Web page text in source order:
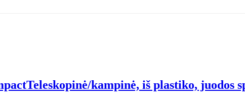
Teleskopinė/kampinė, iš plastiko, juodos